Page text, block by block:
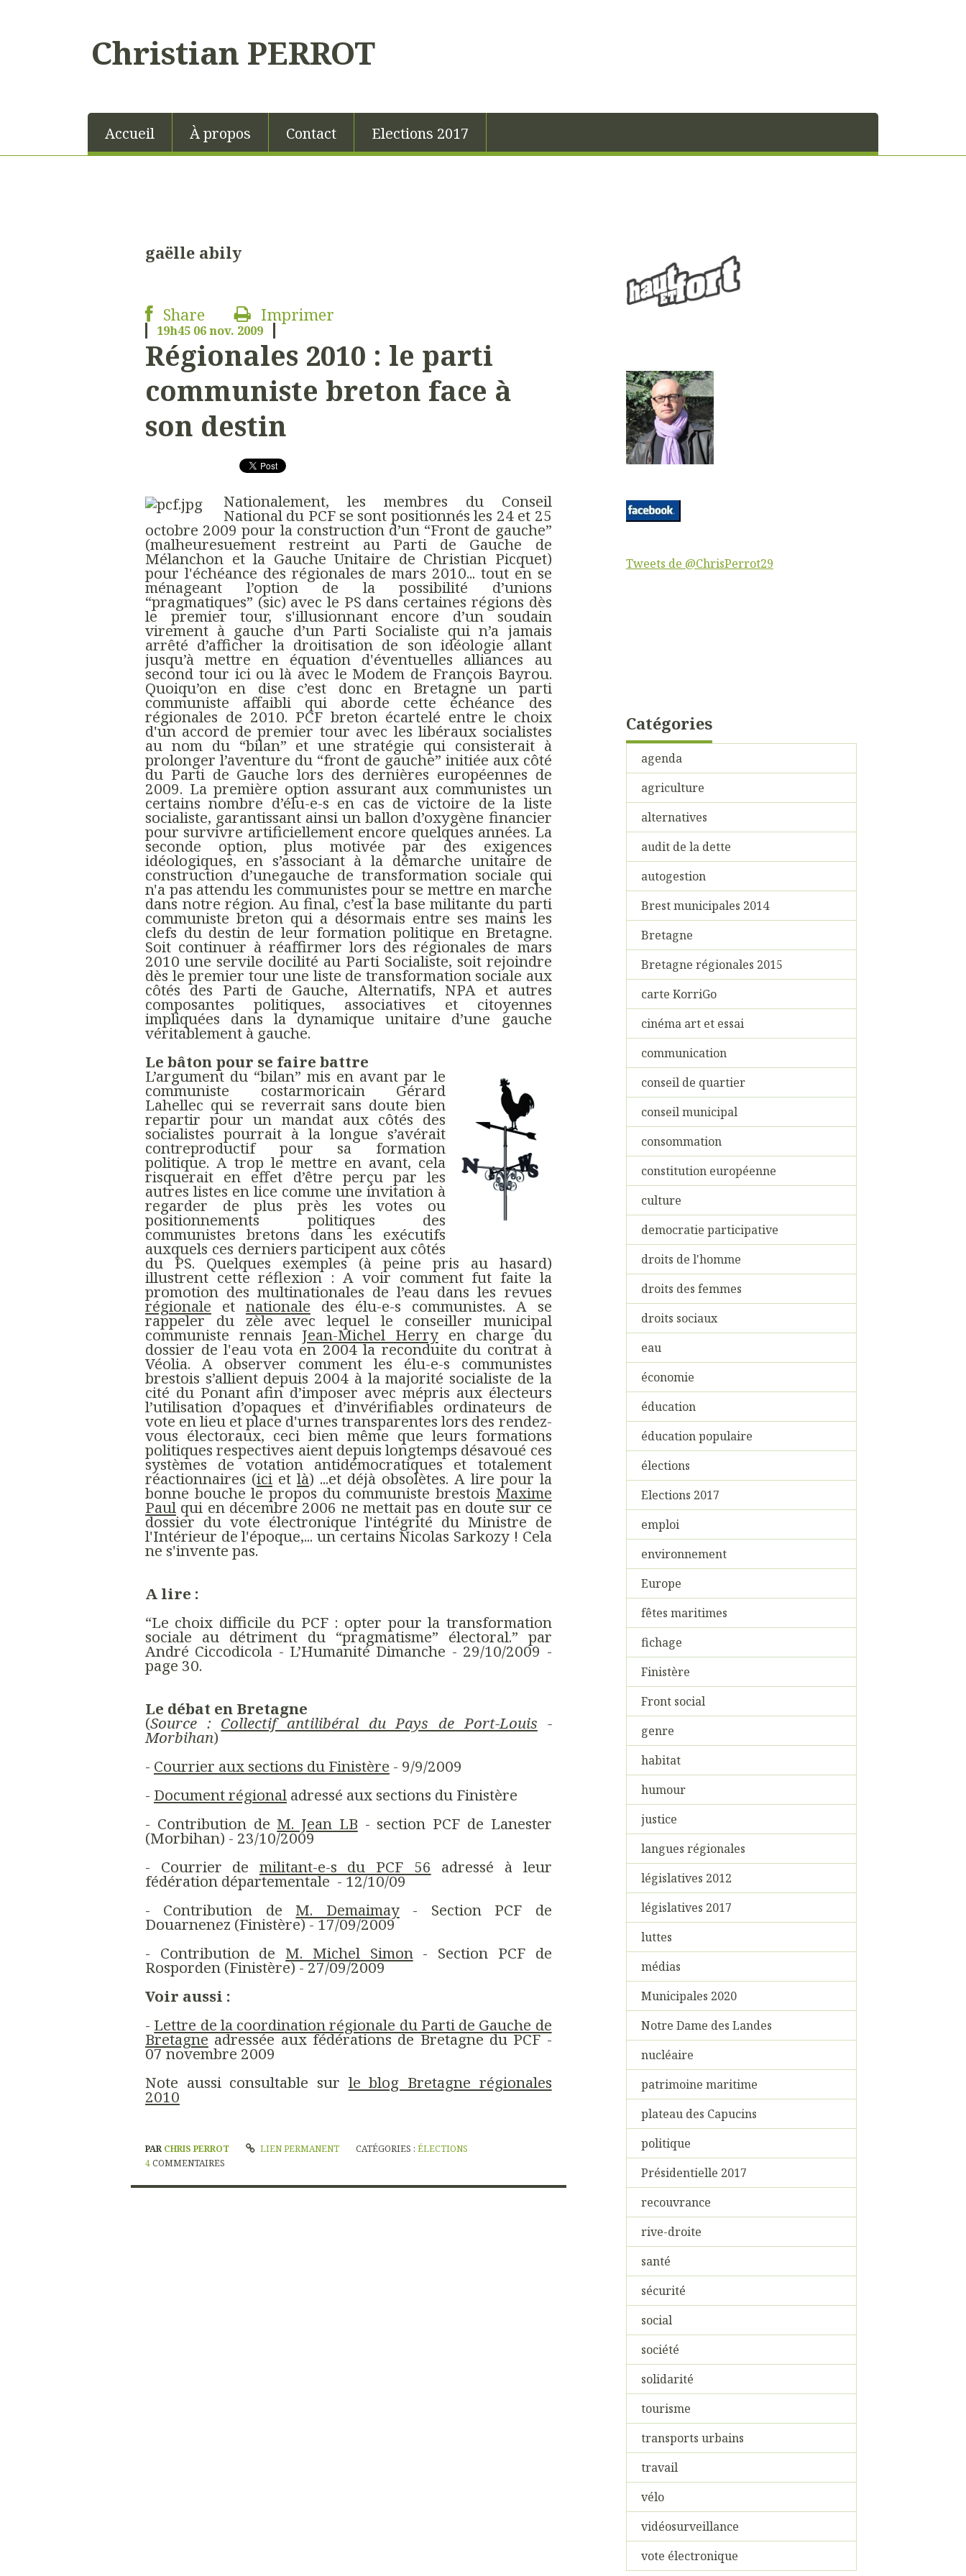
Christian PERROT
Accueil À propos Contact Elections 2017
gaëlle abily
Share Imprimer
19h45 06nov. 2009
Régionales 2010 : le parti
communiste breton face à
son destin
Nationalement, les membres du Conseil
National du PCF se sont positionnés les 24 et 25
octobre 2009 pour la construction d’un “Front de gauche”
(malheuresuement restreint au Parti de Gauche de
Mélanchon et la Gauche Unitaire de Christian Picquet)
pour l'échéance des régionales de mars 2010... tout en se
ménageant l’option de la possibilité d’unions
“pragmatiques” (sic) avec le PS dans certaines régions dès
le premier tour, s'illusionnant encore d’un soudain
virement à gauche d’un Parti Socialiste qui n’a jamais
arrêté d’afficher la droitisation de son idéologie allant
jusqu’à mettre en équation d'éventuelles alliances au
second tour ici ou là avec le Modem de François Bayrou.
Quoiqu’on en dise c’est donc en Bretagne un parti
communiste affaibli qui aborde cette échéance des
régionales de 2010. PCF breton écartelé entre le choix
d'un accord de premier tour avec les libéraux socialistes
au nom du “bilan” et une stratégie qui consisterait à
prolonger l’aventure du “front de gauche” initiée aux côté
du Parti de Gauche lors des dernières européennes de
2009. La première option assurant aux communistes un
certains nombre d’élu-e-s en cas de victoire de la liste
socialiste, garantissant ainsi un ballon d’oxygène financier
pour survivre artificiellement encore quelques années. La
seconde option, plus motivée par des exigences
idéologiques, en s’associant à la démarche unitaire de
construction d’unegauche de transformation sociale qui
n'a pas attendu les communistes pour se mettre en marche
dans notre région. Au final, c’est la base militante du parti
communiste breton qui a désormais entre ses mains les
clefs du destin de leur formation politique en Bretagne.
Soit continuer à réaffirmer lors des régionales de mars
2010 une servile docilité au Parti Socialiste, soit rejoindre
dès le premier tour une liste de transformation sociale aux
côtés des Parti de Gauche, Alternatifs, NPA et autres
composantes politiques, associatives et citoyennes
impliquées dans la dynamique unitaire d’une gauche
véritablement à gauche.
Le bâton pour se faire battre
L’argument du “bilan” mis en avant par le
communiste costarmoricain Gérard
Lahellec qui se reverrait sans doute bien
repartir pour un mandat aux côtés des
socialistes pourrait à la longue s’avérait
contreproductif pour sa formation
politique. A trop le mettre en avant, cela
risquerait en effet d’être perçu par les
autres listes en lice comme une invitation à
regarder de plus près les votes ou
positionnements politiques des
communistes bretons dans les exécutifs
auxquels ces derniers participent aux côtés
du PS. Quelques exemples (à peine pris au hasard)
illustrent cette réflexion : A voir comment fut faite la
promotion des multinationales de l’eau dans les revues
régionale et nationale des élu-e-s communistes. A se
rappeler du zèle avec lequel le conseiller municipal
communiste rennais Jean-Michel Herryen charge du
dossier de l'eau vota en 2004 la reconduite du contrat à
Véolia. A observer comment les élu-e-s communistes
brestois s’allient depuis 2004 à la majorité socialiste de la
cité du Ponant afin d’imposer avec mépris aux électeurs
l’utilisation d’opaques et d’invérifiables ordinateurs de
vote en lieu et place d'urnes transparentes lors des rendez-
vous électoraux, ceci bien même que leurs formations
politiques respectives aient depuis longtemps désavoué ces
systèmes de votation antidémocratiques et totalement
réactionnaires (iciet là) ...et déjà obsolètes. A lire pour la
bonne bouche le propos du communiste brestois Maxime
Paul qui en décembre 2006 ne mettait pas en doute sur ce
dossier du vote électronique l'intégrité du Ministre de
l'Intérieur de l'époque,... un certains Nicolas Sarkozy ! Cela
ne s'invente pas.
A lire :
“Le choix difficile du PCF : opter pour la transformation
sociale au détriment du “pragmatisme” électoral.” par
André Ciccodicola - L’Humanité Dimanche - 29/10/2009 -
page 30.
Le débat en Bretagne
(Source : Collectif antilibéral du Pays de Port-Louis -
Morbihan)
- Courrier aux sections du Finistère - 9/9/2009
- Document régional adressé aux sections du Finistère
- Contribution deM. Jean LB - section PCF de Lanester
(Morbihan) - 23/10/2009
- Courrier de militant-e-s du PCF 56 adressé à leur
fédération départementale - 12/10/09
- Contribution deM. Demaimay- Section PCF de
Douarnenez (Finistère) - 17/09/2009
- Contribution deM. Michel Simon- Section PCF de
Rosporden (Finistère) - 27/09/2009
Voir aussi :
- Lettre de la coordination régionale du Parti de Gauche de
Bretagneadressée aux fédérations de Bretagne du PCF -
07 novembre 2009
Note aussi consultable sur le blog Bretagne régionales
2010
PAR CHRIS PERROT LIEN PERMANENT CATÉGORIES :ÉLECTIONS
4COMMENTAIRES
Tweets de @ChrisPerrot29
Catégories
agenda
agriculture
alternatives
audit de la dette
autogestion
Brest municipales 2014
Bretagne
Bretagne régionales 2015
carte KorriGo
cinéma art et essai
communication
conseil de quartier
conseil municipal
consommation
constitution européenne
culture
democratie participative
droits de l'homme
droits des femmes
droits sociaux
eau
économie
éducation
éducation populaire
élections
Elections 2017
emploi
environnement
Europe
fêtes maritimes
fichage
Finistère
Front social
genre
habitat
humour
justice
langues régionales
législatives 2012
législatives 2017
luttes
médias
Municipales 2020
Notre Dame des Landes
nucléaire
patrimoine maritime
plateau des Capucins
politique
Présidentielle 2017
recouvrance
rive-droite
santé
sécurité
social
société
solidarité
tourisme
transports urbains
travail
vélo
vidéosurveillance
vote électronique